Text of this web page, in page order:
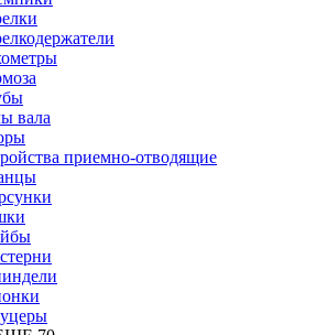
вала
приемно-отводящие